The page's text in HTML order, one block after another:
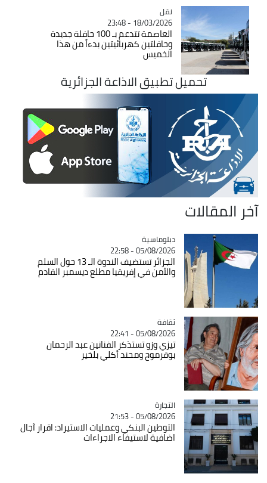
Catégorie
نقل
18/03/2026 - 23:48
العاصمة تتدعم بـ 100 حافلة جديدة
وحافلتين كهربائيتين بدءاً من هذا
الخميس
تحميل تطبيق الاذاعة الجزائرية
آخر المقالات
Catégorie
دبلوماسية
05/08/2026 - 22:58
الجزائر تستضيف الندوة الـ 13 حول السلم
والأمن في إفريقيا مطلع ديسمبر القادم
Catégorie
ثقافة
05/08/2026 - 22:41
تيزي وزو تستذكر الفنانين عبد الرحمان
بوقرموح ومحند أكلي بلخير
Catégorie
التجارة
05/08/2026 - 21:53
التوطين البنكي وعمليات الاستيراد: اقرار آجال
اضافية لاستيفاء الاجراءات